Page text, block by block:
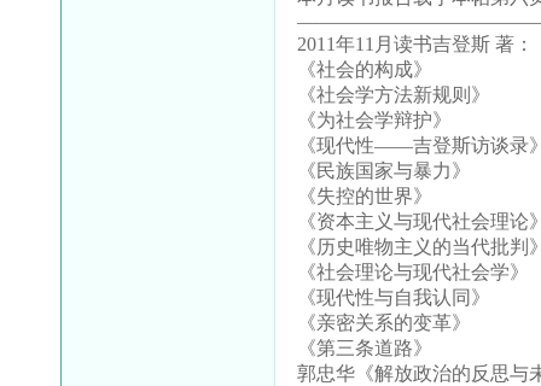
2011年11月读书吉登斯 著：
《社会的构成》
《社会学方法新规则》
《为社会学辩护》
《现代性——吉登斯访谈录
《民族国家与暴力》
《失控的世界》
《资本主义与现代社会理论
《历史唯物主义的当代批判
《社会理论与现代社会学》
《现代性与自我认同》
《亲密关系的变革》
《第三条道路》
郭忠华《解放政治的反思与